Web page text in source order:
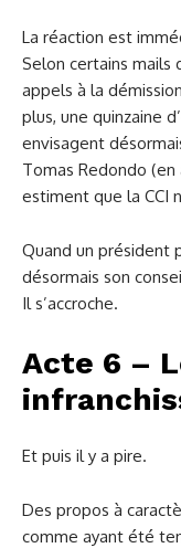
La réaction est
Selon certains mails
appels à la
plus, une quinzaine
envisagent
Tomas Redondo (en
estiment que la CCI
Quand un président
désormais son
Il s’accroche.
Acte 6 –
Et puis il y a pire.
Des propos à
comme ayant été